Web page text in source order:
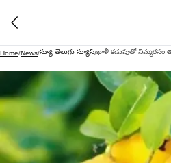
Home/News/న్యూ తెలుగు న్యూస్/